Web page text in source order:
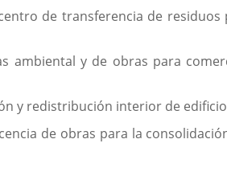
de transferencia de
ambiental y de obras para
y redistribución interior de
de obras para la